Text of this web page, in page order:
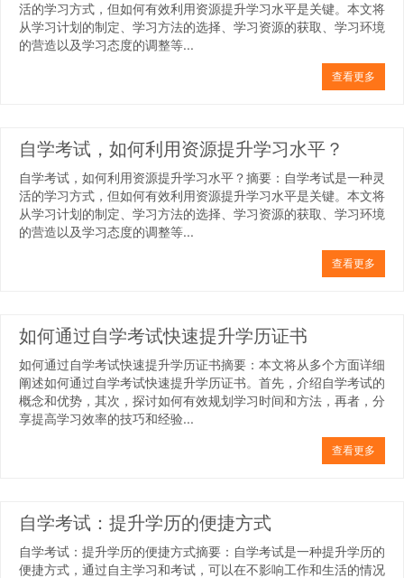
活的学习方式，但如何有效利用资源提升学习水平是关键。本文将
从学习计划的制定、学习方法的选择、学习资源的获取、学习环境
的营造以及学习态度的调整等...
查看更多
自学考试，如何利用资源提升学习水平？
自学考试，如何利用资源提升学习水平？摘要：自学考试是一种灵
活的学习方式，但如何有效利用资源提升学习水平是关键。本文将
从学习计划的制定、学习方法的选择、学习资源的获取、学习环境
的营造以及学习态度的调整等...
查看更多
如何通过自学考试快速提升学历证书
如何通过自学考试快速提升学历证书摘要：本文将从多个方面详细
阐述如何通过自学考试快速提升学历证书。首先，介绍自学考试的
概念和优势，其次，探讨如何有效规划学习时间和方法，再者，分
享提高学习效率的技巧和经验...
查看更多
自学考试：提升学历的便捷方式
自学考试：提升学历的便捷方式摘要：自学考试是一种提升学历的
便捷方式，通过自主学习和考试，可以在不影响工作和生活的情况